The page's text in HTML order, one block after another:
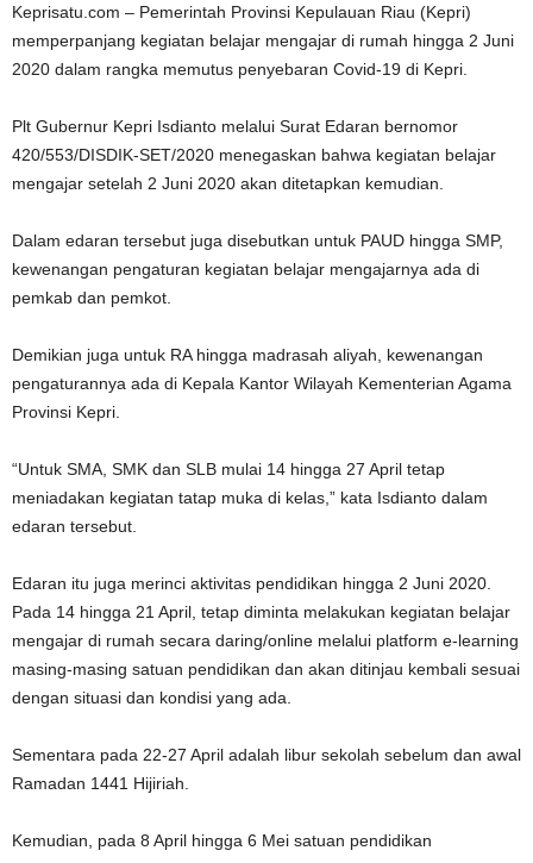
Keprisatu.com – Pemerintah Provinsi Kepulauan Riau (Kepri)
memperpanjang kegiatan belajar mengajar di rumah hingga 2 Juni
2020 dalam rangka memutus penyebaran Covid-19 di Kepri.
Plt Gubernur Kepri Isdianto melalui Surat Edaran bernomor
420/553/DISDIK-SET/2020 menegaskan bahwa kegiatan belajar
mengajar setelah 2 Juni 2020 akan ditetapkan kemudian.
Dalam edaran tersebut juga disebutkan untuk PAUD hingga SMP,
kewenangan pengaturan kegiatan belajar mengajarnya ada di
pemkab dan pemkot.
Demikian juga untuk RA hingga madrasah aliyah, kewenangan
pengaturannya ada di Kepala Kantor Wilayah Kementerian Agama
Provinsi Kepri.
“Untuk SMA, SMK dan SLB mulai 14 hingga 27 April tetap
meniadakan kegiatan tatap muka di kelas,” kata Isdianto dalam
edaran tersebut.
Edaran itu juga merinci aktivitas pendidikan hingga 2 Juni 2020.
Pada 14 hingga 21 April, tetap diminta melakukan kegiatan belajar
mengajar di rumah secara daring/online melalui platform e-learning
masing-masing satuan pendidikan dan akan ditinjau kembali sesuai
dengan situasi dan kondisi yang ada.
Sementara pada 22-27 April adalah libur sekolah sebelum dan awal
Ramadan 1441 Hijiriah.
Kemudian, pada 8 April hingga 6 Mei satuan pendidikan